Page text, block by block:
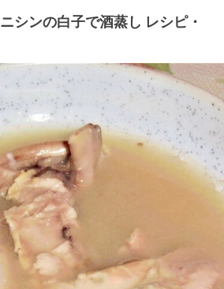
シンの白子で酒蒸し レシピ・